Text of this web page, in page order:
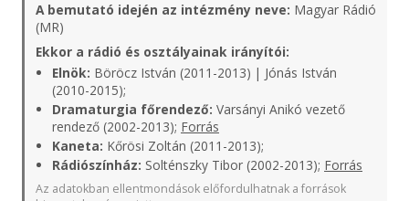
A bemutató idején az intézmény neve: Magyar Rádió
(MR)
Ekkor a rádió és osztályainak irányítói:
Elnök: Böröcz István (2011-2013) | Jónás István
(2010-2015);
Dramaturgia főrendező: Varsányi Anikó vezető
rendező (2002-2013); Forrás
Kaneta: Kőrösi Zoltán (2011-2013);
Rádiószínház: Solténszky Tibor (2002-2013); Forrás
Az adatokban ellentmondások előfordulhatnak a források